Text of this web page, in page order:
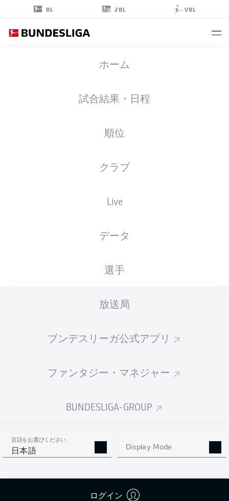
BL 2BL VBL
ホーム
試合結果・日程
順位
クラブ
Live
データ
選手
放送局
ブンデスリーガ公式アプリ
ファンタジー・マネジャー
BUNDESLIGA-GROUP
言語をお選びください
日本語 Display Mode
ログイン
01.09.1999
2026/2027
統計 シーズン 2026/2027
AERIAL DUELS
WON